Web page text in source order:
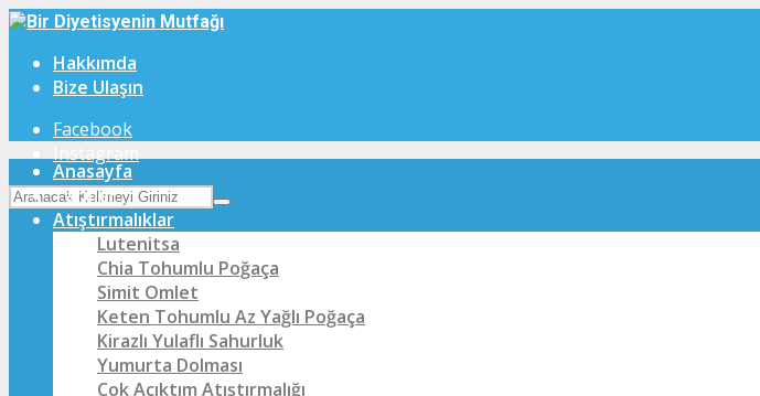
Hakkımda
Bize Ulaşın
Facebook
Instagram
Anasayfa
Tarifler
Atıştırmalıklar
Lutenitsa
Chia Tohumlu Poğaça
Simit Omlet
Keten Tohumlu Az Yağlı Poğaça
Kirazlı Yulaflı Sahurluk
Yumurta Dolması
Çok Açıktım Atıştırmalığı